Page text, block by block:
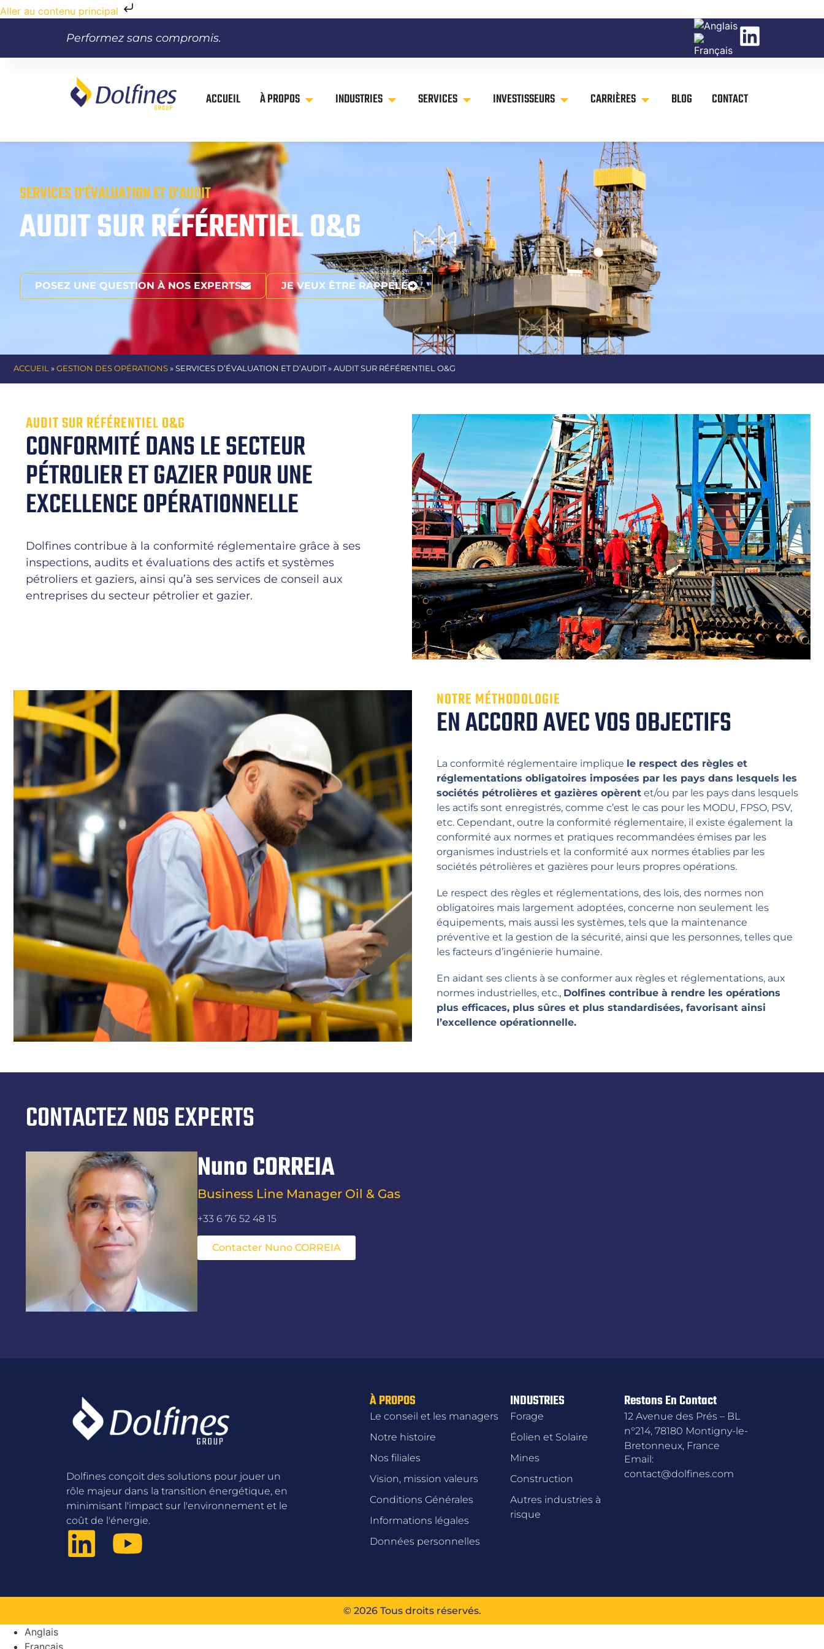
Aller au contenu principal
Performez sans compromis.
ACCUEIL À PROPOS INDUSTRIES SERVICES INVESTISSEURS CARRIÈRES BLOG CONTACT
SERVICES D’ÉVALUATION ET D’AUDIT
AUDIT SUR RÉFÉRENTIEL O&G
POSEZ UNE QUESTION À NOS EXPERTS JE VEUX ÊTRE RAPPELÉ
ACCUEIL »GESTION DES OPÉRATIONS» SERVICES D’ÉVALUATION ET D’AUDIT » AUDIT SUR RÉFÉRENTIEL O&G
AUDIT SUR RÉFÉRENTIEL O&G
CONFORMITÉ DANS LE SECTEUR
PÉTROLIER ET GAZIER POUR UNE
EXCELLENCE OPÉRATIONNELLE
Dolfines contribue à la conformité réglementaire grâce à ses
inspections, audits et évaluations des actifs et systèmes
pétroliers et gaziers, ainsi qu’à ses services de conseil aux
entreprises du secteur pétrolier et gazier.
NOTRE MÉTHODOLOGIE
EN ACCORD AVEC VOS OBJECTIFS
La conformité réglementaire implique le respect des règles et
réglementations obligatoires imposées par les pays dans lesquels les
sociétés pétrolières et gazières opèrent et/ou par les pays dans lesquels
les actifs sont enregistrés, comme c’est le cas pour les MODU, FPSO, PSV,
etc. Cependant, outre la conformité réglementaire, il existe également la
conformité aux normes et pratiques recommandées émises par les
organismes industriels et la conformité aux normes établies par les
sociétés pétrolières et gazières pour leurs propres opérations.
Le respect des règles et réglementations, des lois, des normes non
obligatoires mais largement adoptées, concerne non seulement les
équipements, mais aussi les systèmes, tels que la maintenance
préventive et la gestion de la sécurité, ainsi que les personnes, telles que
les facteurs d’ingénierie humaine.
En aidant ses clients à se conformer aux règles et réglementations, aux
normes industrielles, etc., Dolfines contribue à rendre les opérations
plus efficaces, plus sûres et plus standardisées, favorisant ainsi
l’excellence opérationnelle.
CONTACTEZ NOS EXPERTS
Nuno CORREIA
Business Line Manager Oil & Gas
+33 6 76 52 48 15
Contacter Nuno CORREIA
Dolfines conçoit des solutions pour jouer un
rôle majeur dans la transition énergétique, en
minimisant l'impact sur l'environnement et le
coût de l'énergie.
À PROPOS
Le conseil et les managers
Notre histoire
Nos filiales
Vision, mission valeurs
Conditions Générales
Informations légales
Données personnelles
INDUSTRIES
Forage
Éolien et Solaire
Mines
Construction
Autres industries à
risque
Restons En Contact
12 Avenue des Prés – BL
n°214, 78180 Montigny-le-
Bretonneux, France
Email:
contact@dolfines.com
© 2026 Tous droits réservés.
Anglais